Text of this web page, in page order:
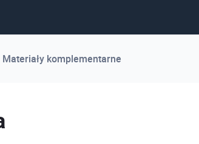
Materiały komplementarne